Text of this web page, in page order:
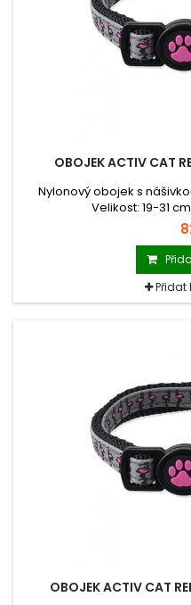
OBOJEK ACTIV CAT
Nylonový obojek s
Velikost: 19-31
Přidat
OBOJEK ACTIV CAT